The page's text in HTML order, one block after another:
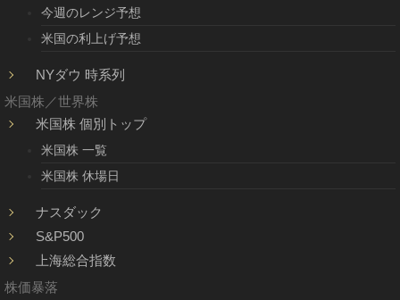
今週のレンジ予想
米国の利上げ予想
NYダウ 時系列
米国株／世界株
米国株 個別トップ
米国株 一覧
米国株 休場日
ナスダック
S&P500
上海総合指数
株価暴落